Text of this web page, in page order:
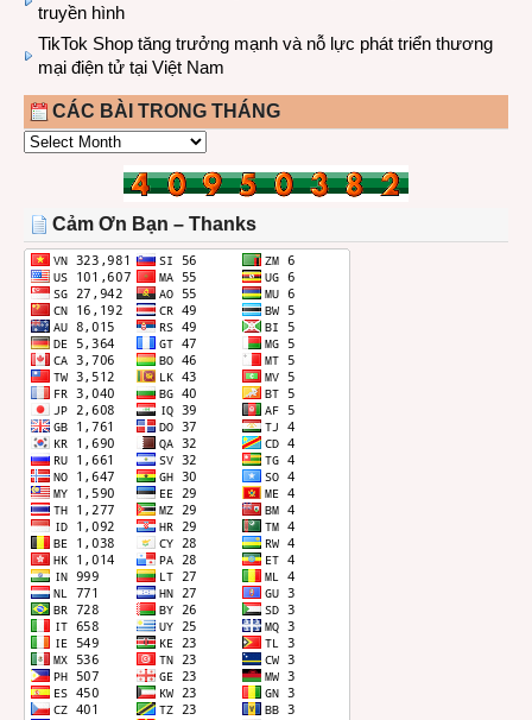
truyền hình
TikTok Shop tăng trưởng mạnh và nỗ lực phát triển thương
mại điện tử tại Việt Nam
CÁC BÀI TRONG THÁNG
CÁC
THÁNG
Cảm Ơn Bạn – Thanks